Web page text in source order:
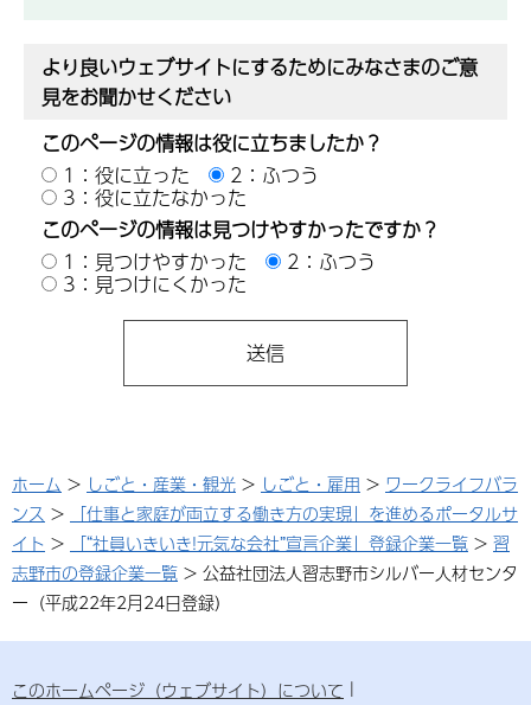
より良いウェブサイトにするためにみなさまのご意
見をお聞かせください
このページの情報は役に立ちましたか？
1：役に立った
2：ふつう
3：役に立たなかった
このページの情報は見つけやすかったですか？
1：見つけやすかった
2：ふつう
3：見つけにくかった
ホーム > しごと・産業・観光 > しごと・雇用 > ワークライフバラ
ンス >
「仕事と家庭が両立する働き方の実現」を進めるポータルサ
イト > 「“社員いきいき!元気な会社”宣言企業」登録企業一覧 > 習
志野市の登録企業一覧 > 公益社団法人習志野市シルバー人材センタ
ー（平成22年2月24日登録）
このホームページ（ウェブサイト）について